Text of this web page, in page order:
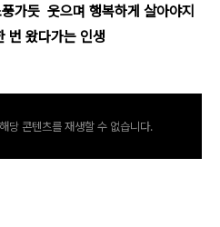
가듯 웃으며 행복하게 살아야지
번 왔다가는 인생
당 콘텐츠를 재생할 수 없습니다.